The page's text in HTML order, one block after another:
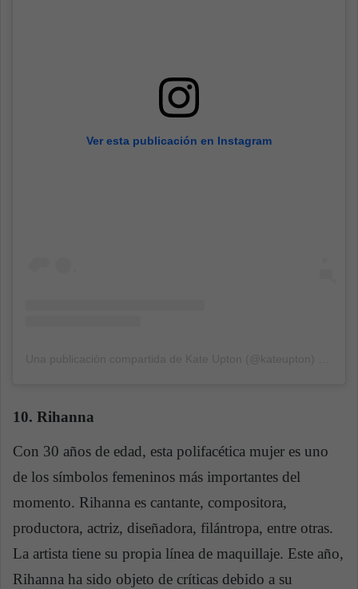
Ver esta publicación en Instagram
10. Rihanna
Con 30 años de edad, esta polifacética mujer es uno
de los símbolos femeninos más importantes del
momento. Rihanna es cantante, compositora,
productora, actriz, diseñadora, filántropa, entre otras.
La artista tiene su propia línea de maquillaje. Este año,
Rihanna ha sido objeto de críticas debido a su